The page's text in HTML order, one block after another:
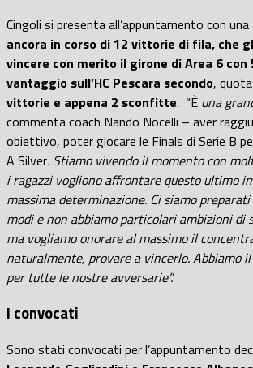
Cingoli si presenta all’appuntamento con una
ancora in corso di 12 vittorie di fila, che
vincere con merito il girone di Area 6 con
vantaggio sull’HC Pescara secondo,
vittorie e appena 2 sconfitte. “È una
commenta coach Nando Nocelli – aver
obiettivo, poter giocare le Finals di Serie B
A Silver. Stiamo vivendo il momento con
i ragazzi vogliono affrontare questo ultimo
massima determinazione. Ci siamo
modi e non abbiamo particolari ambizioni di
ma vogliamo onorare al massimo il
naturalmente, provare a vincerlo. Abbiamo
per tutte le nostre avversarie”.
I convocati
Sono stati convocati per l’appuntamento